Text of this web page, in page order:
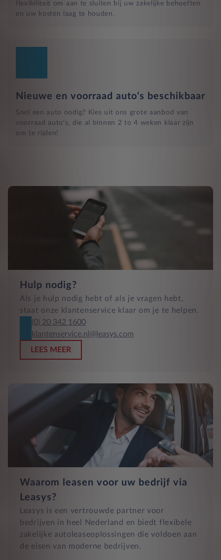
flexibiliteit om aan te sluiten bij uw zakelijke behoeften
en uw kosten laag te houden.
Nieuwe en voorraad auto's beschikbaar
Snel een auto nodig? Kies uit ons grote aanbod van
voorraad auto's, die al binnen 2 to 4 weken klaar zijn
om te rijden!
Hulp nodig?
Als je hulp nodig hebt of als je vragen hebt,
staat onze klantenservice klaar om je te helpen.
(0) 20 342 1600
klantenservice.nl@leasys.com
LEES MEER
Waarom leasen voor uw bedrijf via
Leasys?
Leasys is een vertrouwde partner voor
bedrijven in heel Nederland en biedt flexibele
zakelijke autoleaseoplossingen die voldoen aan
de eisen van moderne bedrijven.